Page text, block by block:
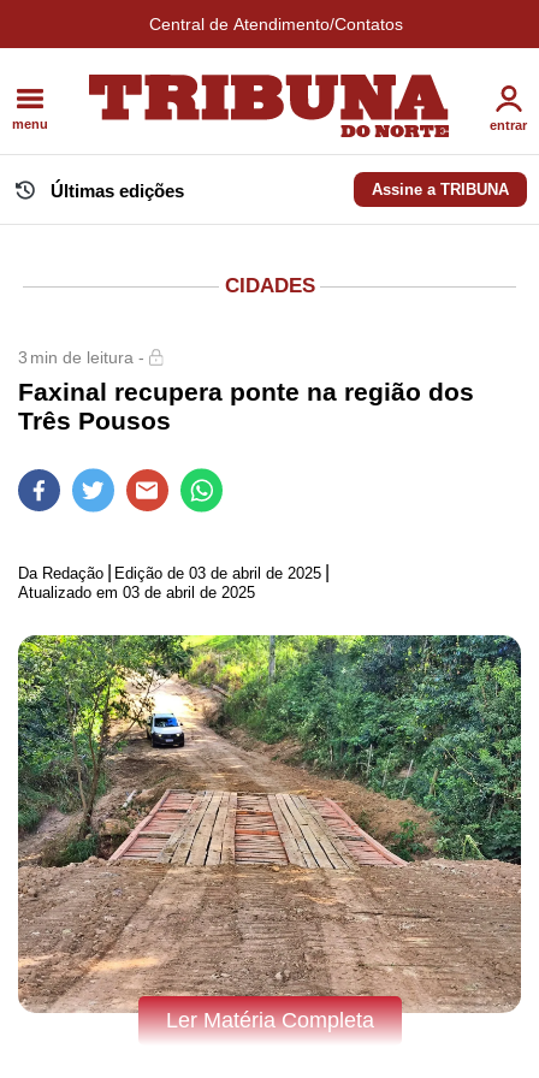
Central de Atendimento/Contatos
menu entrar
Últimas edições Assine a TRIBUNA
CIDADES
3 min de leitura -
Faxinal recupera ponte na região dos
Três Pousos
Da Redação Edição de 03 de abril de 2025
Atualizado em 03 de abril de 2025
Ler Matéria Completa